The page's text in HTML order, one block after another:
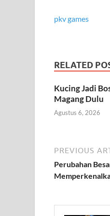
pkv games
RELATED
Kucing Jadi
Magang Dulu
Agustus 6, 2026
PREVIOUS
Perubahan